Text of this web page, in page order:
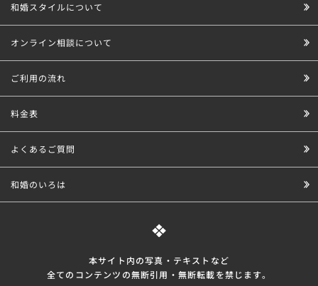
和婚スタイルについて
オンライン相談について
ご利用の流れ
料金表
よくあるご質問
和婚のいろは
本サイト内の写真・テキストなど
全てのコンテンツの無断引⽤・無断転載を禁じます。